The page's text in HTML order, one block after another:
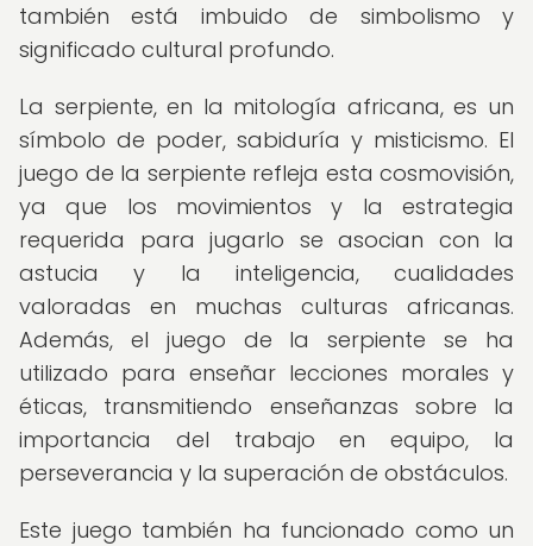
también está imbuido de simbolismo y
significado cultural profundo.
La serpiente, en la mitología africana, es un
símbolo de poder, sabiduría y misticismo. El
juego de la serpiente refleja esta cosmovisión,
ya que los movimientos y la estrategia
requerida para jugarlo se asocian con la
astucia y la inteligencia, cualidades
valoradas en muchas culturas africanas.
Además, el juego de la serpiente se ha
utilizado para enseñar lecciones morales y
éticas, transmitiendo enseñanzas sobre la
importancia del trabajo en equipo, la
perseverancia y la superación de obstáculos.
Este juego también ha funcionado como un